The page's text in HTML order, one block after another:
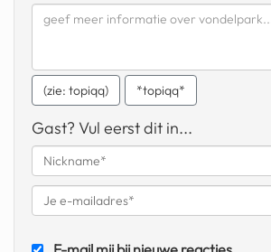
wibra
dubai chocolade
it really whips the llama s
ass
chinese automerken
boring phone
(zie: topiqq) *topiqq*
Gast? Vul eerst dit in...